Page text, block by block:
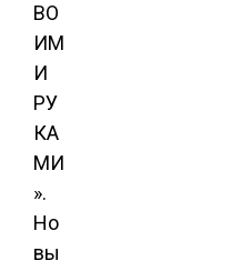
ВО
ИМ
И
РУ
КА
МИ
».
Но
вы